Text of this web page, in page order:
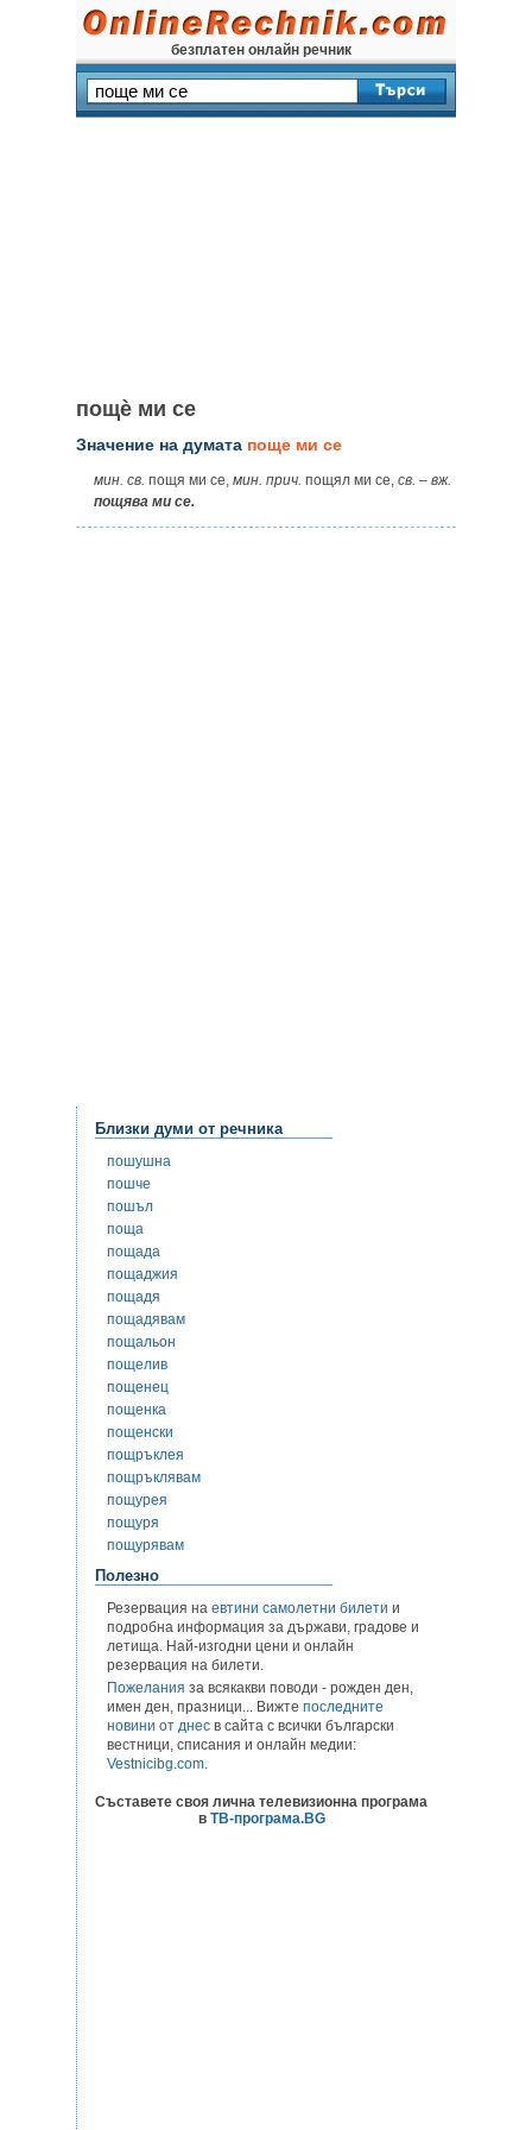
безплатен онлайн речник
пощѐ ми се
Значение на думата поще ми се
мин. св. пощя ми се, мин. прич. пощял ми се, св. – вж.
пощява ми се.
Близки думи от речника
пошушна
пошче
пошъл
поща
пощада
пощаджия
пощадя
пощадявам
пощальон
пощелив
пощенец
пощенка
пощенски
пощръклея
пощръклявам
пощурея
пощуря
пощурявам
Полезно
Резервация на евтини самолетни билети и
подробна информация за държави, градове и
летища. Най-изгодни цени и онлайн
резервация на билети.
Пожелания за всякакви поводи - рожден ден,
имен ден, празници... Вижте последните
новини от днес в сайта с всички български
вестници, списания и онлайн медии:
Vestnicibg.com.
Съставете своя лична телевизионна програма
в ТВ-програма.BG